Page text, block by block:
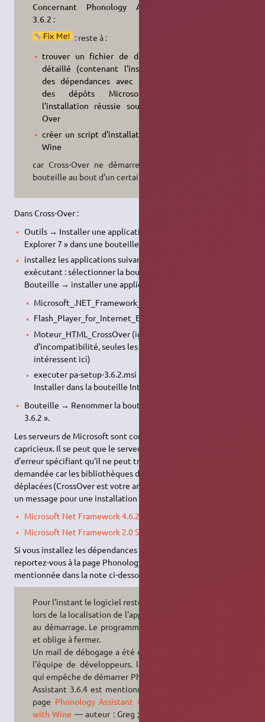
Concernant Phonology Assistant
3.6.2 :
: reste à :
trouver un fichier de débogage
détaillé (contenant l'installation
des dépendances avec l'adresse
des dépôts Microsoft) de
l'installation réussie sous Cross-
Over
créer un script d'installation sous
Wine
car Cross-Over ne démarre plus la
bouteille au bout d'un certain temps.
Dans Cross-Over :
Outils → Installer une application → taper « Internet
Explorer 7 » dans une bouteille "Windows 7".
installez les applications suivantes dans la bouteille en
exécutant : sélectionner la bouteille (surbrillance) → menu
Bouteille → installer une application dans la bouteille
Microsoft_.NET_Framework_4.6.1
Flash_Player_for_Internet_Explorer_(ActiveX)
Moteur_ HTML
_CrossOver (ignorer la note
d'incompatibilité, seules les dépendances nous
intéressent ici)
executer pa-setup-3.6.2.msi (phonology assistant) →
Installer dans la bouteille Internet Explorer 7
Bouteille → Renommer la bouteille « Phonology Assistant
3.6.2 ».
Les serveurs de Microsoft sont comme la météo, parfois
capricieux. Il se peut que le serveur vous renvoie un message
d'erreur spécifiant qu'il ne peut trouver la bibliothèque
demandée car les bibliothèques de dépendances ont été
déplacées (CrossOver est votre ami, il vous donne le lien dans
un message pour une installation manuelle) :
Microsoft Net Framework 4.6.2
Microsoft Net Framework 2.0 Service Pack 2
Si vous installez les dépendances de Phonology Assistant,
reportez-vous à la page Phonology Assistant with Wine
mentionnée dans la note ci-dessous
Pour l'instant le logiciel reste bloqué
lors de la localisation de l'application
au démarrage. Le programme plante
et oblige à fermer.
Un mail de débogage a été envoyé à
l'équipe de développeurs. le bogue
qui empêche de démarrer Phonology
Assistant 3.6.4 est mentionné sur la
page Phonology Assistant on Linux
with Wine — auteur : Greg ; date : 3